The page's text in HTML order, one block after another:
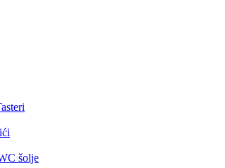
šolje